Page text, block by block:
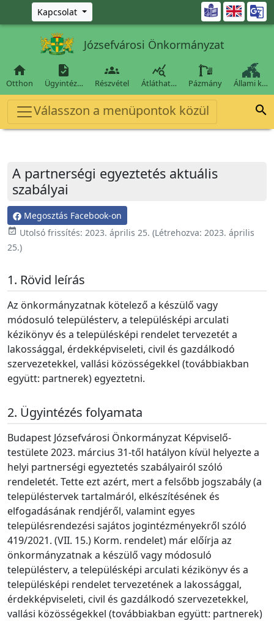
Ugrás a fő tartalomra
Kapcsolat 
Józsefvárosi Önkormányzat

Otthon

Ügyintéz…

Részvétel

Átláthat… Pázmány Állami k…
Válasszon a menüpontok közül 
A partnerségi egyeztetés aktuális
szabályai
Megosztás Facebook-on
event_available Utolsó frissítés: 2023. április 25. (Létrehozva: 2023. április
25.)
Rövid leírás
Az önkormányzatnak kötelező a készülő vagy
módosuló településterv, a településképi arculati
kézikönyv és a településképi rendelet tervezetét a
lakossággal, érdekképviseleti, civil és gazdálkodó
szervezetekkel, vallási közösségekkel (továbbiakban
együtt: partnerek) egyeztetni.
Ügyintézés folyamata
Budapest Józsefvárosi Önkormányzat Képviselő-
testülete 2023. március 31-től hatályon kívül helyezte a
helyi partnerségi egyeztetés szabályairól szóló
rendeletét. Tette ezt azért, mert a felsőbb jogszabály (a
településtervek tartalmáról, elkészítésének és
elfogadásának rendjéről, valamint egyes
településrendezési sajátos jogintézményekről szóló
419/2021. (VII. 15.) Korm. rendelet) már előírja az
önkormányzatnak a készülő vagy módosuló
településterv, a településképi arculati kézikönyv és a
településképi rendelet tervezetének a lakossággal,
érdekképviseleti, civil és gazdálkodó szervezetekkel,
vallási közösségekkel (továbbiakban együtt: partnerek)